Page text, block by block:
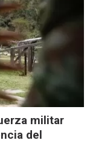
militar
del